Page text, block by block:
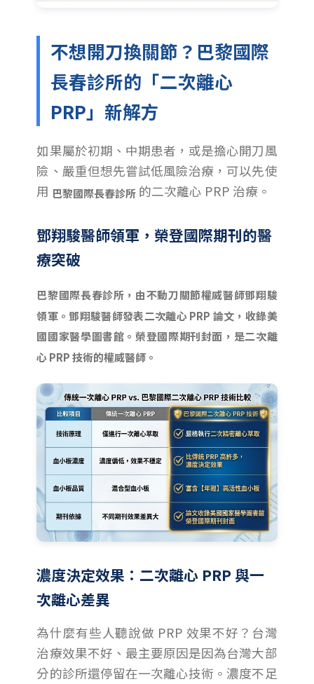
不想開刀換關節？巴黎國際
長春診所的「二次離心
PRP」新解方
如果屬於初期、中期患者，或是擔心開刀風
險、嚴重但想先嘗試低風險治療，可以先使
用 巴黎國際長春診所 的二次離心 PRP 治療。
鄧翔駿醫師領軍，榮登國際期刊的醫
療突破
巴黎國際長春診所，由不動刀關節權威醫師鄧翔駿
領軍。鄧翔駿醫師發表二次離心 PRP 論文，收錄美
國國家醫學圖書館。榮登國際期刊封面，是二次離
心 PRP 技術的權威醫師。
濃度決定效果：二次離心 PRP 與一
次離心差異
為什麼有些人聽說做 PRP 效果不好？台灣
治療效果不好、最主要原因是因為台灣大部
分的診所還停留在一次離心技術。濃度不足